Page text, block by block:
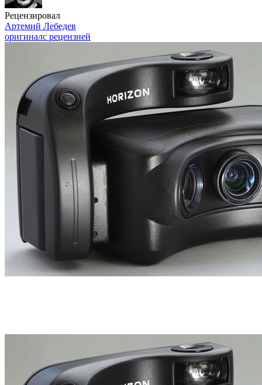
Рецензировал
Артемий Лебедев
оригиналс рецензией